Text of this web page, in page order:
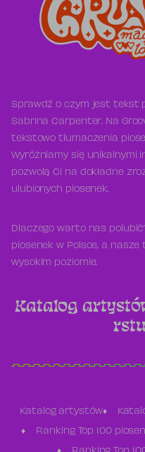
Sprawdź o czym jest tekst
Sabrina Carpenter. Na
tekstowo tłumaczenia
Wyróżniamy się
pozwolą Ci na dokładne
ulubionych piosenek.
Dlaczego warto nas
piosenek w Polsce, a
wysokim poziomie.
Katalog
rst
Katalog artystów
Ranking Top 100